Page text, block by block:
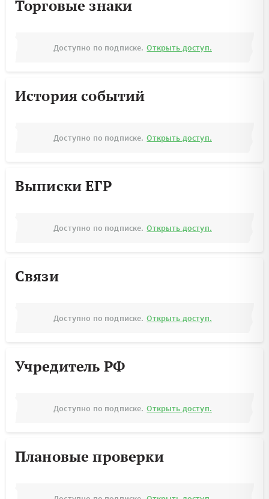
Торговые знаки
Доступно по подписке. Открыть доступ.
История событий
Доступно по подписке. Открыть доступ.
Выписки ЕГР
Доступно по подписке. Открыть доступ.
Связи
Доступно по подписке. Открыть доступ.
Учредитель РФ
Доступно по подписке. Открыть доступ.
Плановые проверки